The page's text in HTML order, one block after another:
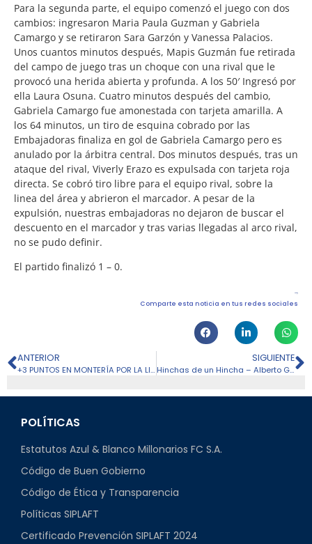
Para la segunda parte, el equipo comenzó el juego con dos
cambios: ingresaron Maria Paula Guzman y Gabriela
Camargo y se retiraron Sara Garzón y Vanessa Palacios.
Unos cuantos minutos después, Mapis Guzmán fue retirada
del campo de juego tras un choque con una rival que le
provocó una herida abierta y profunda. A los 50′ Ingresó por
ella Laura Osuna. Cuatro minutos después del cambio,
Gabriela Camargo fue amonestada con tarjeta amarilla. A
los 64 minutos, un tiro de esquina cobrado por las
Embajadoras finaliza en gol de Gabriela Camargo pero es
anulado por la árbitra central. Dos minutos después, tras un
ataque del rival, Viverly Erazo es expulsada con tarjeta roja
directa. Se cobró tiro libre para el equipo rival, sobre la
linea del área y abrieron el marcador. A pesar de la
expulsión, nuestras embajadoras no dejaron de buscar el
descuento en el marcador y tras varias llegadas al arco rival,
no se pudo definir.
El partido finalizó 1 – 0.
Comparte esta noticia en tus redes sociales
ANTERIOR
+3 PUNTOS EN MONTERÍA POR LA LIGA 2022-1
SIGUIENTE
Hinchas de un Hincha – Alberto Gamero | MFC TV
POLÍTICAS
Estatutos Azul & Blanco Millonarios FC S.A.
Código de Buen Gobierno
Código de Ética y Transparencia
Políticas SIPLAFT
Certificado Prevención SIPLAFT 2024